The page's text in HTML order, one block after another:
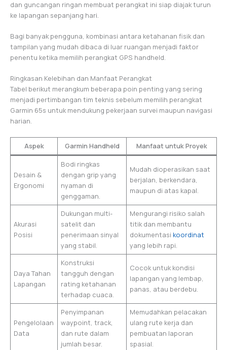
dan guncangan ringan membuat perangkat ini siap diajak turun
ke lapangan sepanjang hari.
Bagi banyak pengguna, kombinasi antara ketahanan fisik dan
tampilan yang mudah dibaca di luar ruangan menjadi faktor
penentu ketika memilih perangkat GPS handheld.
Ringkasan Kelebihan dan Manfaat Perangkat
Tabel berikut merangkum beberapa poin penting yang sering
menjadi pertimbangan tim teknis sebelum memilih perangkat
Garmin 65s untuk mendukung pekerjaan survei maupun navigasi
harian.
Aspek Garmin Handheld Manfaat untuk Proyek
Desain &
Ergonomi
Bodi ringkas
dengan grip yang
nyaman di
genggaman.
Mudah dioperasikan saat
berjalan, berkendara,
maupun di atas kapal.
Akurasi
Posisi
Dukungan multi-
satelit dan
penerimaan sinyal
yang stabil.
Mengurangi risiko salah
titik dan membantu
dokumentasi koordinat
yang lebih rapi.
Daya Tahan
Lapangan
Konstruksi
tangguh dengan
rating ketahanan
terhadap cuaca.
Cocok untuk kondisi
lapangan yang lembap,
panas, atau berdebu.
Pengelolaan
Data
Penyimpanan
waypoint, track,
dan rute dalam
jumlah besar.
Memudahkan pelacakan
ulang rute kerja dan
pembuatan laporan
spasial.